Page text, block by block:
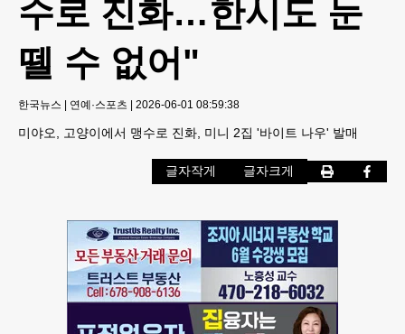
수로 진화…한시도 눈
뗄 수 없어"
한국뉴스 | 연예·스포츠 | 2026-06-01 08:59:38
미야오, 고양이에서 맹수로 진화, 미니 2집 '바이트 나우' 발매
글자작게 글자크게